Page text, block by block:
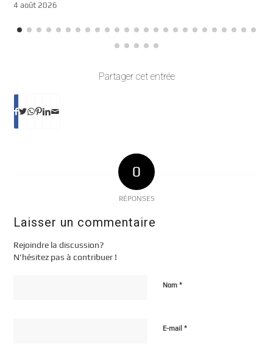
4 août 2026
Partager cet entrée
0
RÉPONSES
Laisser un commentaire
Rejoindre la discussion?
N’hésitez pas à contribuer !
Nom*
E-mail*